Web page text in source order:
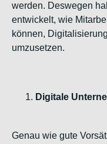
werden. Deswegen
entwickelt, wie
können,
umzusetzen.
Digitale
Genau wie gute